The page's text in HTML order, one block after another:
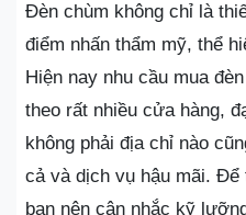
Đèn chùm không chỉ là
điểm nhấn thẩm mỹ, thể
Hiện nay nhu cầu mua
theo rất nhiều cửa hàng,
không phải địa chỉ nào
cả và dịch vụ hậu mãi. Để
bạn nên cân nhắc kỹ